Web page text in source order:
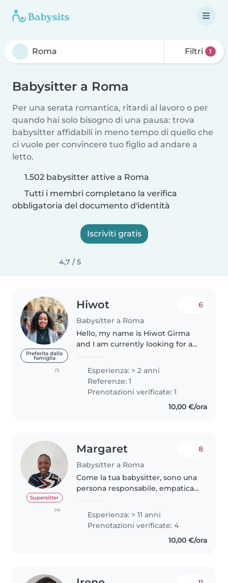
Filtri 1
Babysitter a Roma
Per una serata romantica, ritardi al lavoro o per
quando hai solo bisogno di una pausa: trova
babysitter affidabili in meno tempo di quello che
ci vuole per convincere tuo figlio ad andare a
letto.
1.502 babysitter attive a Roma
Tutti i membri completano la verifica
obbligatoria del documento d'identità
Iscriviti gratis
4,7 / 5
Preferita dalla
famiglia
(1)
Hiwot
Babysitter a Roma
6
Hello, my name is Hiwot Girma
and I am currently looking for a
responsible, patient, and caring
person who truly enjoys
spending time with children...
Esperienza: > 2 anni
Referenze: 1
Prenotazioni verificate: 1
10,00 €/ora
Supersitter
(4)
Margaret
Babysitter a Roma
8
Come la tua babysitter, sono una
persona responsabile, empatica
cura dei bambini di tutte le età,
dai neonati agli adolescenti...
Esperienza: > 11 anni
Prenotazioni verificate: 4
10,00 €/ora